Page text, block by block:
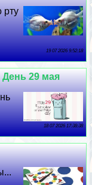
рту
19 07 2026 9:52:18
29 мая
18 07 2026 17:38:38